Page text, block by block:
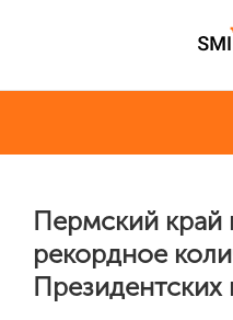
Пермский край
рекордное
Президентских